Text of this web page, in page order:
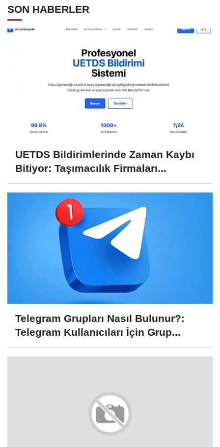
SON HABERLER
UETDS Bildirimlerinde Zaman Kaybı
Bitiyor: Taşımacılık Firmaları...
Telegram Grupları Nasıl Bulunur?:
Telegram Kullanıcıları İçin Grup...